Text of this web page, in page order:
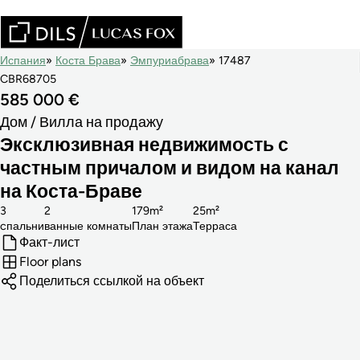
Испания Коста Брава Эмпуриабрава
17487
CBR68705
585 000 €
Дом / Вилла на продажу
Эксклюзивная недвижимость с
частным причалом и видом на канал
на Коста-Браве
cпальни
3
ванные комнаты
2
План этажа
179m²
Терраса
25m²
Факт-лист
Floor plans
Поделиться ссылкой на объект